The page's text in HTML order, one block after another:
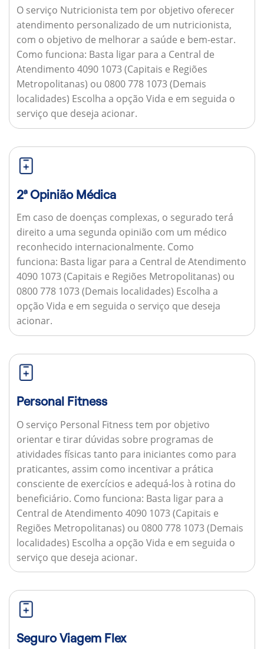
O serviço Nutricionista tem por objetivo oferecer
atendimento personalizado de um nutricionista,
com o objetivo de melhorar a saúde e bem-estar.
Como funciona: Basta ligar para a Central de
Atendimento 4090 1073 (Capitais e Regiões
Metropolitanas) ou 0800 778 1073 (Demais
localidades) Escolha a opção Vida e em seguida o
serviço que deseja acionar.
2ª Opinião Médica
Em caso de doenças complexas, o segurado terá
direito a uma segunda opinião com um médico
reconhecido internacionalmente. Como
funciona: Basta ligar para a Central de Atendimento
4090 1073 (Capitais e Regiões Metropolitanas) ou
0800 778 1073 (Demais localidades) Escolha a
opção Vida e em seguida o serviço que deseja
acionar.
Personal Fitness
O serviço Personal Fitness tem por objetivo
orientar e tirar dúvidas sobre programas de
atividades físicas tanto para iniciantes como para
praticantes, assim como incentivar a prática
consciente de exercícios e adequá-los à rotina do
beneficiário. Como funciona: Basta ligar para a
Central de Atendimento 4090 1073 (Capitais e
Regiões Metropolitanas) ou 0800 778 1073 (Demais
localidades) Escolha a opção Vida e em seguida o
serviço que deseja acionar.
Seguro Viagem Flex